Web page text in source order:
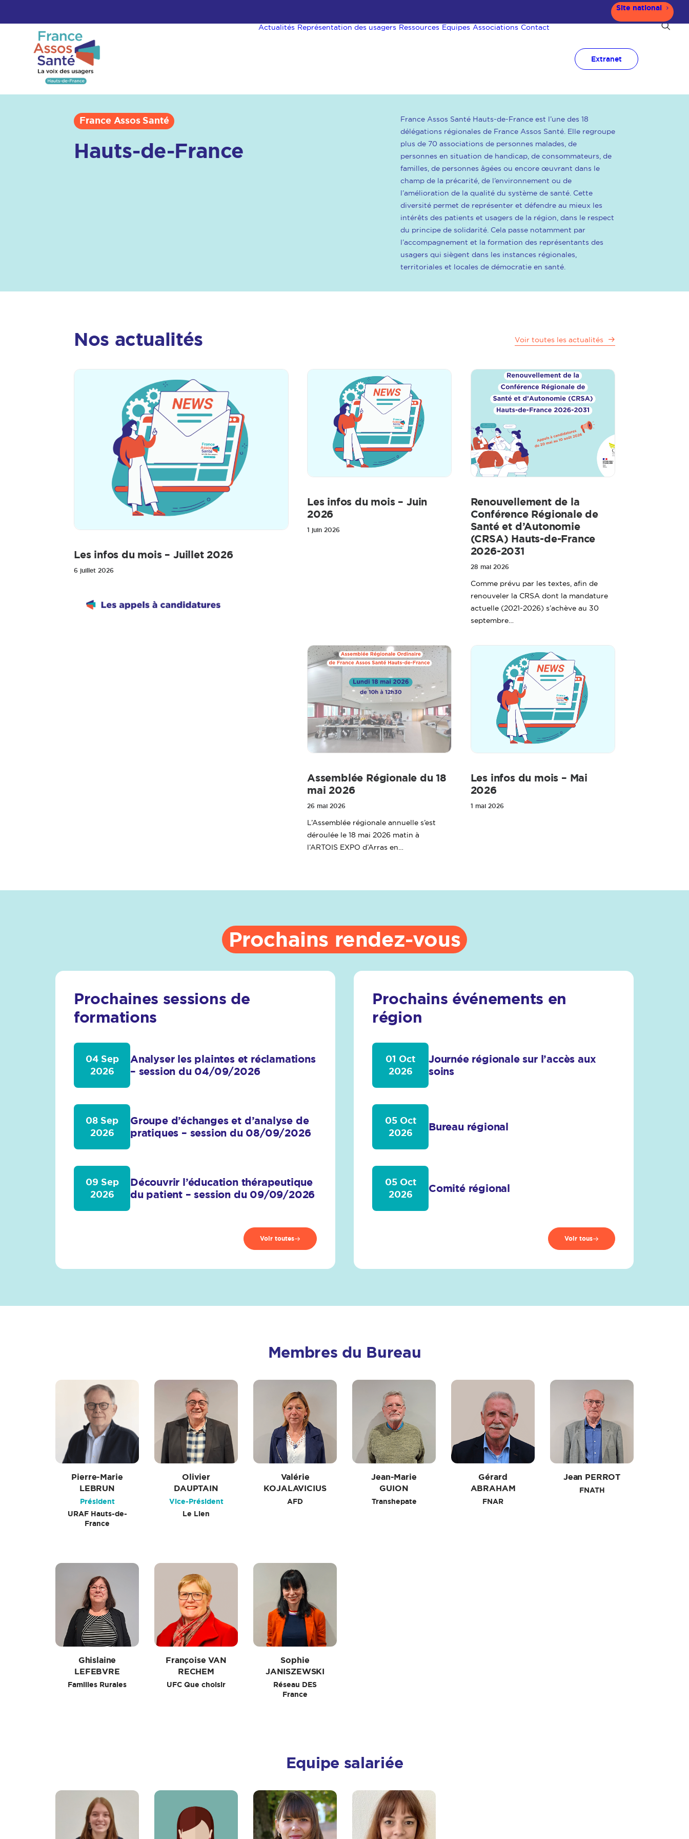
Site national
Actualités Représentation des usagers Ressources Equipes Associations Contact
Extranet
France Assos Santé
Hauts-de-France
France Assos Santé Hauts-de-France est l’une des 18
délégations régionales de France Assos Santé. Elle regroupe
plus de 70 associations de personnes malades, de
personnes en situation de handicap, de consommateurs, de
familles, de personnes âgées ou encore œuvrant dans le
champ de la précarité, de l’environnement ou de
l’amélioration de la qualité du système de santé. Cette
diversité permet de représenter et défendre au mieux les
intérêts des patients et usagers de la région, dans le respect
du principe de solidarité. Cela passe notamment par
l’accompagnement et la formation des représentants des
usagers qui siègent dans les instances régionales,
territoriales et locales de démocratie en santé.
Nos actualités Voir toutes les actualités
Les infos du mois – Juillet 2026
6 juillet 2026
Les infos du mois – Juin
2026
1 juin 2026
Renouvellement de la
Conférence Régionale de
Santé et d’Autonomie
(CRSA) Hauts-de-France
2026-2031
28 mai 2026
Comme prévu par les textes, afin de
renouveler la CRSA dont la mandature
actuelle (2021-2026) s’achève au 30
septembre…
Assemblée Régionale du 18
mai 2026
26 mai 2026
L’Assemblée régionale annuelle s’est
déroulée le 18 mai 2026 matin à
l’ARTOIS EXPO d’Arras en…
Les infos du mois – Mai
2026
1 mai 2026
Prochains rendez-vous
Prochaines sessions de
formations
04 Sep
2026
Analyser les plaintes et réclamations
– session du 04/09/2026
08 Sep
2026
Groupe d’échanges et d’analyse de
pratiques – session du 08/09/2026
09 Sep
2026
Découvrir l’éducation thérapeutique
du patient – session du 09/09/2026
Voir toutes
Prochains événements en
région
01 Oct
2026
Journée régionale sur l’accès aux
soins
05 Oct
2026
Bureau régional
05 Oct
2026
Comité régional
Voir tous
Membres du Bureau
Pierre-Marie
LEBRUN
Président
URAF Hauts-de-
France
Olivier
DAUPTAIN
Vice-Président
Le Lien
Valérie
KOJALAVICIUS
AFD
Jean-Marie
GUION
Transhepate
Gérard
ABRAHAM
FNAR
Jean PERROT
FNATH
Ghislaine
LEFEBVRE
Familles Rurales
Françoise VAN
RECHEM
UFC Que choisir
Sophie
JANISZEWSKI
Réseau DES
France
Equipe salariée